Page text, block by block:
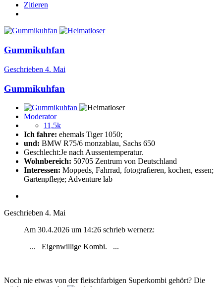
Zitieren
Gummikuhfan
Geschrieben 4. Mai
Gummikuhfan
Moderator
11,5k
Ich fahre: ehemals Tiger 1050;
und: BMW R75/6 monzablau, Sachs 650
Geschlecht:Je nach Aussentemperatur.
Wohnbereich: 50705 Zentrum von Deutschland
Interessen: Moppeds, Fahrrad, fotografieren, kochen, essen;
Gartenpflege; Adventure lab
Geschrieben 4. Mai
Am 30.4.2026 um 14:26 schrieb wernerz:
... Eigenwillige Kombi. ...
Noch nie etwas von der fleischfarbigen Superkombi gehört? Die